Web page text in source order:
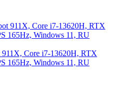
Core i7-13620H, RTX
165Hz, Windows 11, RU